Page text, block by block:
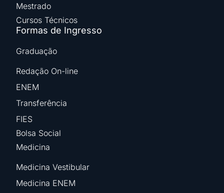
Mestrado
Cursos Técnicos
Formas de Ingresso
Graduação
Redação On-line
ENEM
Transferência
FIES
Bolsa Social
Medicina
Medicina Vestibular
Medicina ENEM